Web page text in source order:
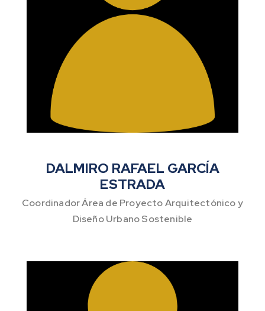
DALMIRO RAFAEL GARCÍA
ESTRADA
Coordinador Área de Proyecto Arquitectónico y
Diseño Urbano Sostenible